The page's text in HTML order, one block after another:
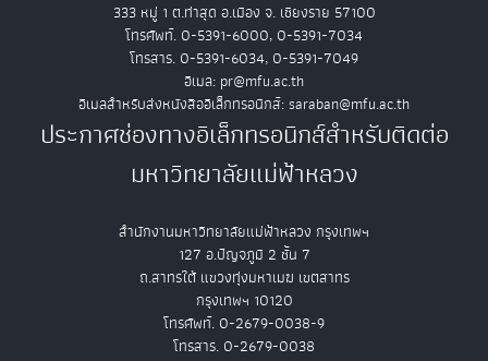
333 หมู่ 1 ต.ท่าสุด อ.เมือง จ. เชียงราย 57100
โทรศัพท์. 0-5391-6000, 0-5391-7034
โทรสาร. 0-5391-6034, 0-5391-7049
อีเมล: pr@mfu.ac.th
อีเมลสำหรับส่งหนังสืออิเล็กทรอนิกส์: saraban@mfu.ac.th
ประกาศช่องทางอิเล็กทรอนิกส์สำหรับติดต่อ
มหาวิทยาลัยแม่ฟ้าหลวง
สำนักงานมหาวิทยาลัยแม่ฟ้าหลวง กรุงเทพฯ
127 อ.ปัญจภูมิ 2 ชั้น 7
ถ.สาทรใต้ แขวงทุ่งมหาเมฆ เขตสาทร
กรุงเทพฯ 10120
โทรศัพท์. 0-2679-0038-9
โทรสาร. 0-2679-0038